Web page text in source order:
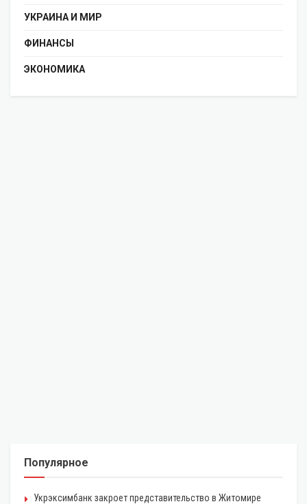
УКРАИНА И МИР
ФИНАНСЫ
ЭКОНОМИКА
Популярное
Укрэксимбанк закроет представительство в Житомире